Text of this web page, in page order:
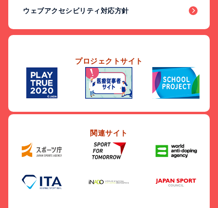
ウェブアクセシビリティ対応方針
プロジェクトサイト
関連サイト